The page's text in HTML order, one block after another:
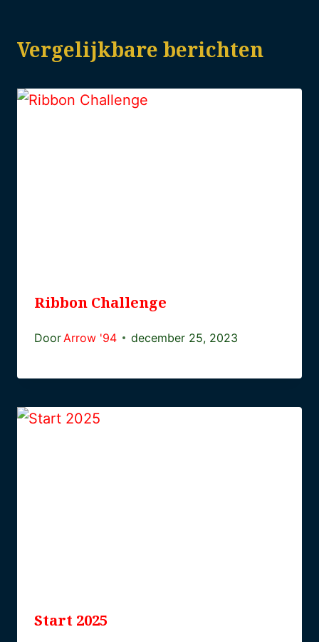
Vergelijkbare berichten
Ribbon Challenge
Door Arrow '94 december 25, 2023
Start 2025